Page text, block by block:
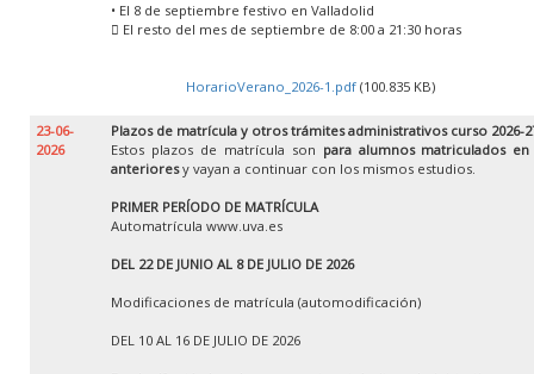
• El 8 de septiembre festivo en Valladolid
 El resto del mes de septiembre de 8:00 a 21:30 horas
HorarioVerano_2026-1.pdf (100.835 KB)
23-06-
2026
Plazos de matrícula y otros trámites administrativos curso 2026-
Estos plazos de matrícula son para alumnos matriculados
anterioresy vayan a continuar con los mismos estudios.
PRIMER PERÍODO DE MATRÍCULA
Automatrícula www.uva.es
DEL 22 DE JUNIO AL 8 DE JULIO DE 2026
Modificaciones de matrícula (automodificación)
DEL 10 AL 16 DE JULIO DE 2026